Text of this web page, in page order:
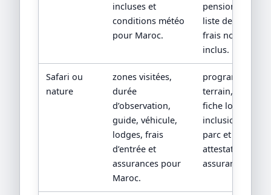
incluses et
conditions météo
pour Maroc.
pension et
liste des
frais non
inclus.
Safari ou
nature
zones visitées,
durée
d’observation,
guide, véhicule,
lodges, frais
d’entrée et
assurances pour
Maroc.
programme
terrain,
fiche lodge,
inclusions
parc et
attestation
assurance.